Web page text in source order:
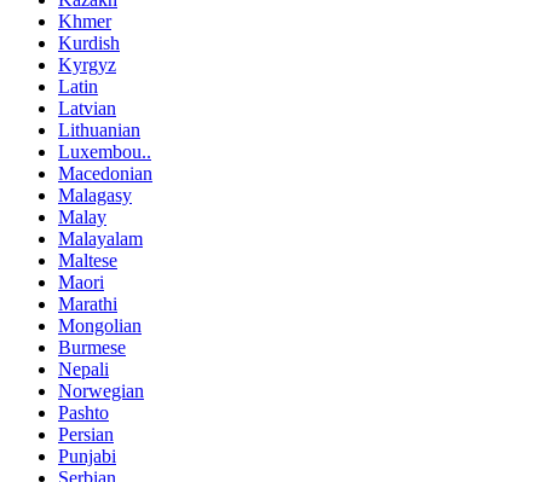
Khmer
Kurdish
Kyrgyz
Latin
Latvian
Lithuanian
Luxembou..
Macedonian
Malagasy
Malay
Malayalam
Maltese
Maori
Marathi
Mongolian
Burmese
Nepali
Norwegian
Pashto
Persian
Punjabi
Serbian